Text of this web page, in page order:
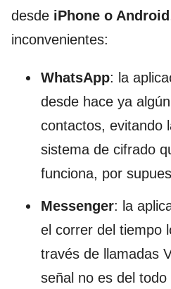
desde iPhone o Android
inconvenientes:
WhatsApp: la
desde hace ya
contactos, evitando
sistema de cifrado
funciona, por
Messenger: la
el correr del tiempo
través de llamadas
señal no es del